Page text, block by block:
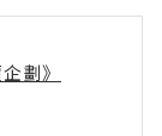
劃》